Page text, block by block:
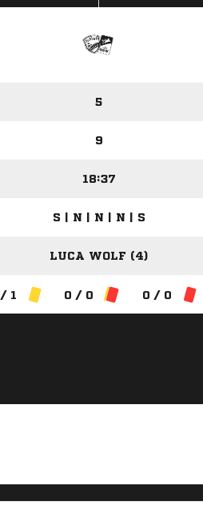
5
9
18:37
S | N | N | N | S
LUCA WOLF (4)
1 0 / 0 0 / 0